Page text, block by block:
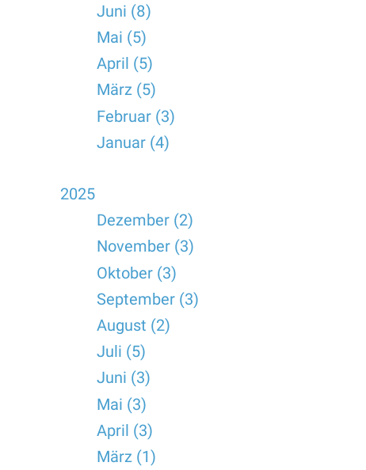
Juni (8)
Mai (5)
April (5)
März (5)
Februar (3)
Januar (4)
2025
Dezember (2)
November (3)
Oktober (3)
September (3)
August (2)
Juli (5)
Juni (3)
Mai (3)
April (3)
März (1)